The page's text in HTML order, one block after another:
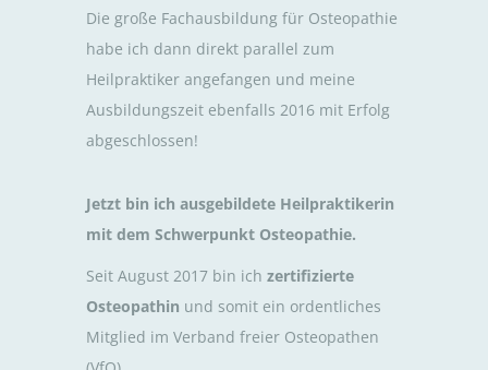
Die große Fachausbildung für Osteopathie
habe ich dann direkt parallel zum
Heilpraktiker angefangen und meine
Ausbildungszeit ebenfalls 2016 mit Erfolg
abgeschlossen!
Jetzt bin ich ausgebildete Heilpraktikerin
mit dem Schwerpunkt Osteopathie.
Seit August 2017 bin ich zertifizierte
Osteopathin und somit ein ordentliches
Mitglied im Verband freier Osteopathen